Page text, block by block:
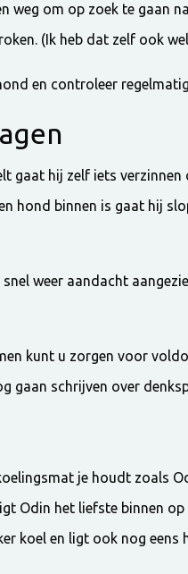
weg om op zoek te gaan
(Ik heb dat zelf ook
en controleer
gaat hij zelf iets
hond binnen is gaat hij
weer aandacht
kunt u zorgen voor
gaan schrijven over
je houdt zoals
Odin het liefste binnen
koel en ligt ook nog eens